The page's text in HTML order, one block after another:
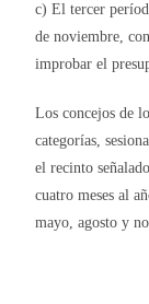
c) El tercer
de noviembre,
improbar el
Los concejos de
categorías,
el recinto
cuatro meses al
mayo, agosto y